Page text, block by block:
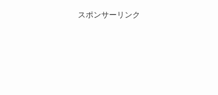
スポンサーリンク